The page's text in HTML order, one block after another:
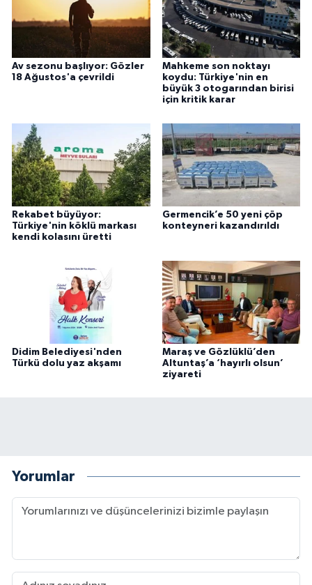
Av sezonu başlıyor: Gözler
18 Ağustos'a çevrildi
Mahkeme son noktayı
koydu: Türkiye'nin en
büyük 3 otogarından birisi
için kritik karar
Rekabet büyüyor:
Türkiye'nin köklü markası
kendi kolasını üretti
Germencik’e 50 yeni çöp
konteyneri kazandırıldı
Didim Belediyesi'nden
Türkü dolu yaz akşamı
Maraş ve Gözlüklü’den
Altuntaş’a ‘hayırlı olsun’
ziyareti
Yorumlar